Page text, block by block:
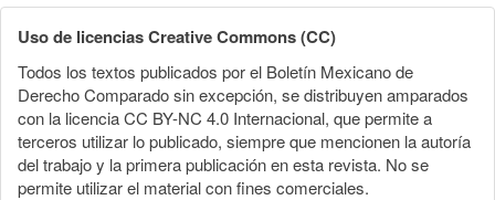
Uso de licencias Creative Commons (CC)
Todos los textos publicados por el Boletín Mexicano de
Derecho Comparado sin excepción, se distribuyen amparados
con la licencia CC BY-NC 4.0 Internacional, que permite a
terceros utilizar lo publicado, siempre que mencionen la autoría
del trabajo y la primera publicación en esta revista. No se
permite utilizar el material con fines comerciales.